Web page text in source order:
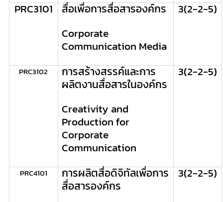
PRC3101
สื่อเพื่อการสื่อสารองค์กร
Corporate
Communication Media
3(2-2-5)
PRC3102
การสร้างสรรค์และการ
ผลิตงานสื่อสารในองค์กร
Creativity and
Production for
Corporate
Communication
3(2-2-5)
PRC4101
การผลิตสื่อดิจิทัลเพื่อการ
สื่อสารองค์กร
3(2-2-5)